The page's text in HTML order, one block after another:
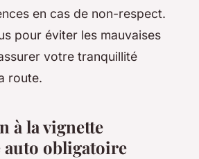
en cas de non-respect.
pour éviter les mauvaises
votre tranquillité
route.
à la vignette
auto obligatoire